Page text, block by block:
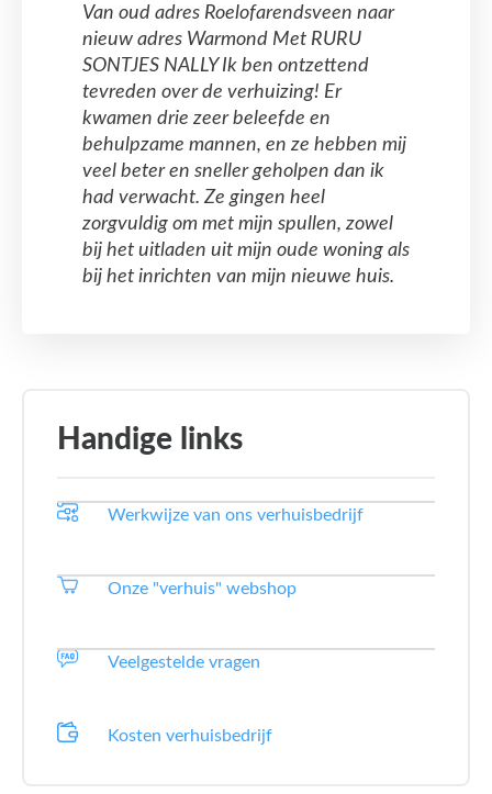
Van oud adres Roelofarendsveen naar
nieuw adres Warmond Met RURU
SONTJES NALLY Ik ben ontzettend
tevreden over de verhuizing! Er
kwamen drie zeer beleefde en
behulpzame mannen, en ze hebben mij
veel beter en sneller geholpen dan ik
had verwacht. Ze gingen heel
zorgvuldig om met mijn spullen, zowel
bij het uitladen uit mijn oude woning als
bij het inrichten van mijn nieuwe huis.
Handige links
Werkwijze van ons verhuisbedrijf
Onze "verhuis" webshop
Veelgestelde vragen
Kosten verhuisbedrijf